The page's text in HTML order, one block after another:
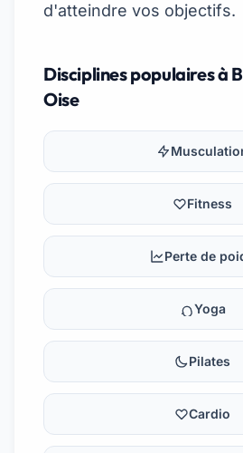
d'atteindre vos objectifs.
Disciplines populaires à
Oise
Fitness
Perte de
Yoga
Pilates
Cardio